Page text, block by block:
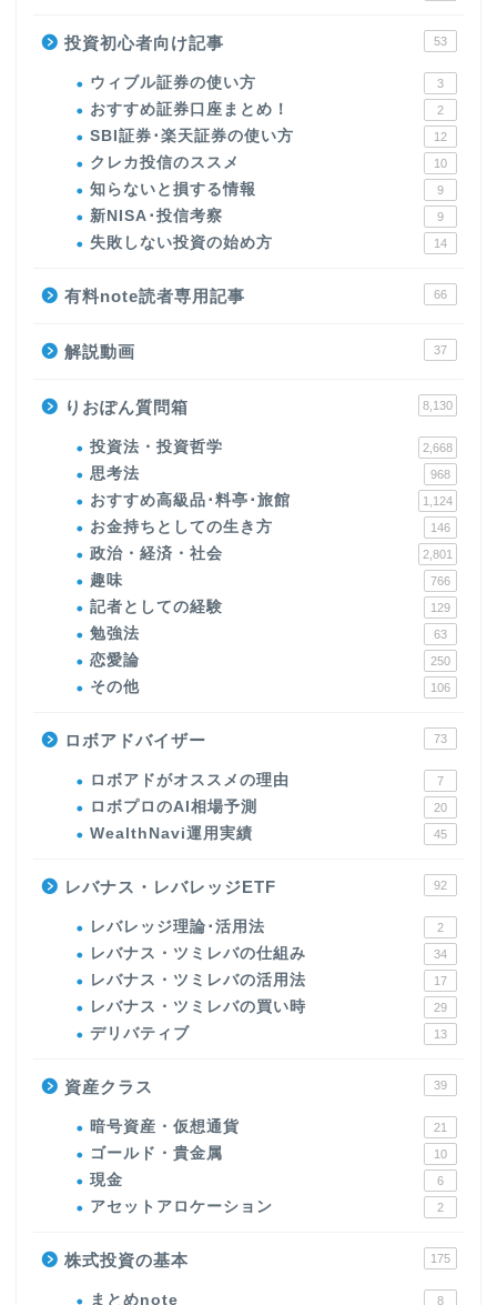
投資初心者向け記事 53
ウィブル証券の使い方 3
おすすめ証券口座まとめ！ 2
SBI証券･楽天証券の使い方 12
クレカ投信のススメ 10
知らないと損する情報 9
新NISA･投信考察 9
失敗しない投資の始め方 14
有料note読者専用記事 66
解説動画 37
りおぽん質問箱 8,130
投資法・投資哲学 2,668
思考法 968
おすすめ高級品･料亭･旅館 1,124
お金持ちとしての生き方 146
政治・経済・社会 2,801
趣味 766
記者としての経験 129
勉強法 63
恋愛論 250
その他 106
ロボアドバイザー 73
ロボアドがオススメの理由 7
ロボプロのAI相場予測 20
WealthNavi運用実績 45
レバナス・レバレッジETF 92
レバレッジ理論･活用法 2
レバナス・ツミレバの仕組み 34
レバナス・ツミレバの活用法 17
レバナス・ツミレバの買い時 29
デリバティブ 13
資産クラス 39
暗号資産・仮想通貨 21
ゴールド・貴金属 10
現金 6
アセットアロケーション 2
株式投資の基本 175
まとめnote 8